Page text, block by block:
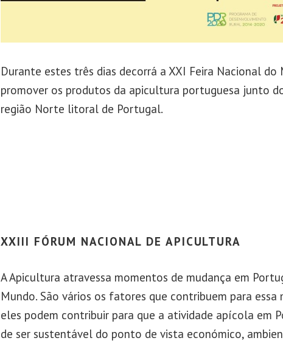
Durante estes três dias decorrá a XXI Feira Nacional
promover os produtos da apicultura portuguesa junto
região Norte litoral de Portugal.
XXIII FÓRUM NACIONAL DE APICULTURA
A Apicultura atravessa momentos de mudança em
Mundo. São vários os fatores que contribuem para essa
eles podem contribuir para que a atividade apícola em
de ser sustentável do ponto de vista económico,